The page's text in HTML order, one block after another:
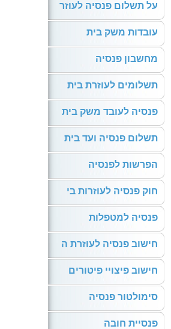
על תשלום פנסיה לעוזר
עובדות משק בית
מחשבון פנסיה
תשלומים לעוזרת בית
פנסיה לעובד משק בית
תשלום פנסיה ועד בית
הפרשות לפנסיה
חוק פנסיה לעוזרות בי
פנסיה למטפלות
חישוב פנסיה לעוזרת ה
חישוב פיצויי פיטורים
סימולטור פנסיה
פנסיית חובה